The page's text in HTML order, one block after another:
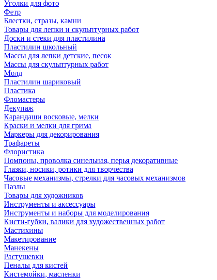
Уголки для фото
Фетр
Блестки, стразы, камни
Товары для лепки и скульптурных работ
Доски и стеки для пластилина
Пластилин школьный
Массы для лепки детские, песок
Массы для скульптурных работ
Молд
Пластилин шариковый
Пластика
Фломастеры
Декупаж
Карандаши восковые, мелки
Краски и мелки для грима
Маркеры для декорирования
Трафареты
Флористика
Помпоны, проволка синельная, перья декоративные
Глазки, носики, ротики для творчества
Часовые механизмы, стрелки для часовых механизмов
Пазлы
Товары для художников
Инструменты и аксессуары
Инструменты и наборы для моделирования
Кисти-губки, валики для художественных работ
Мастихины
Макетирование
Манекены
Растушевки
Пеналы для кистей
Кистемойки, масленки